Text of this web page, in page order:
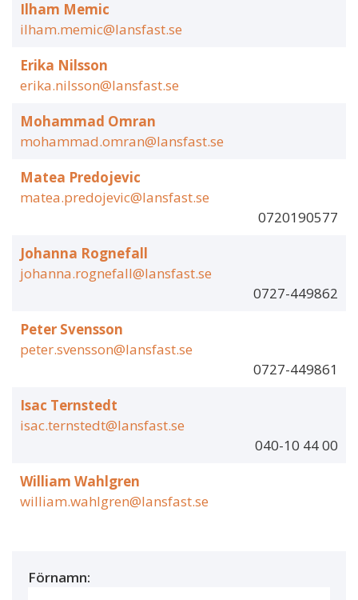
Ilham Memic
ilham.memic@lansfast.se
Erika Nilsson
erika.nilsson@lansfast.se
Mohammad Omran
mohammad.omran@lansfast.se
Matea Predojevic
matea.predojevic@lansfast.se
0720190577
Johanna Rognefall
johanna.rognefall@lansfast.se
0727-449862
Peter Svensson
peter.svensson@lansfast.se
0727-449861
Isac Ternstedt
isac.ternstedt@lansfast.se
040-10 44 00
William Wahlgren
william.wahlgren@lansfast.se
Förnamn: